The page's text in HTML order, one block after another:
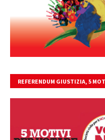
REFERENDUM GIUSTIZIA, 5